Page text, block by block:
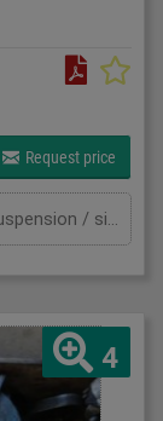
Request price
Load capacity: . kg Gripping range: . mm Suspension / size WxL: . 0 Own weight: . kg Load capacity: . t Span: . mm Total power requirement: . kW Machine weight approx.: . t Space requirement approx.: . m
4